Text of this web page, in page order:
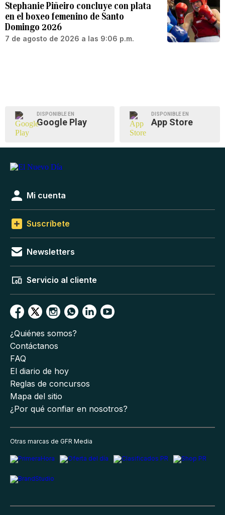
Stephanie Piñeiro concluye con plata
en el boxeo femenino de Santo
Domingo 2026
7 de agosto de 2026 a las 9:06 p.m.
DISPONIBLE EN
Google Play
DISPONIBLE EN
App Store
Mi cuenta
Suscríbete
Newsletters
Servicio al cliente
¿Quiénes somos?
Contáctanos
FAQ
El diario de hoy
Reglas de concursos
Mapa del sitio
¿Por qué confiar en nosotros?
Otras marcas de GFR Media